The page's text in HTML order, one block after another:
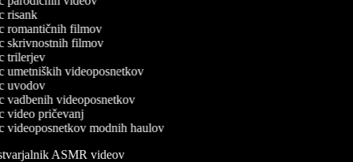
risank
romantičnih filmov
skrivnostnih filmov
trilerjev
umetniških videoposnetkov
uvodov
vadbenih videoposnetkov
video pričevanj
videoposnetkov modnih haulov
ASMR videov